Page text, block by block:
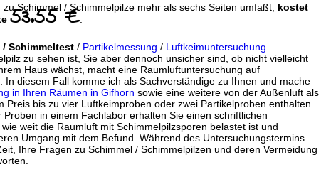
Schimmel / Schimmelpilze mehr als sechs Seiten umfaßt, kostet
53.55 €
Schimmeltest / Partikelmessung / Luftkeimuntersuchung
zu sehen ist, Sie aber dennoch unsicher sind, ob nicht vielleicht
Haus wächst, macht eine Raumluftuntersuchung auf
In diesem Fall komme ich als Sachverständige zu Ihnen und mache
in Ihren Räumen in Gifhorn sowie eine weitere von der Außenluft als
Preis bis zu vier Luftkeimproben oder zwei Partikelproben enthalten.
Proben in einem Fachlabor erhalten Sie einen schriftlichen
weit die Raumluft mit Schimmelpilzsporen belastet ist und
Umgang mit dem Befund. Während des Untersuchungstermins
Ihre Fragen zu Schimmel / Schimmelpilzen und deren Vermeidung